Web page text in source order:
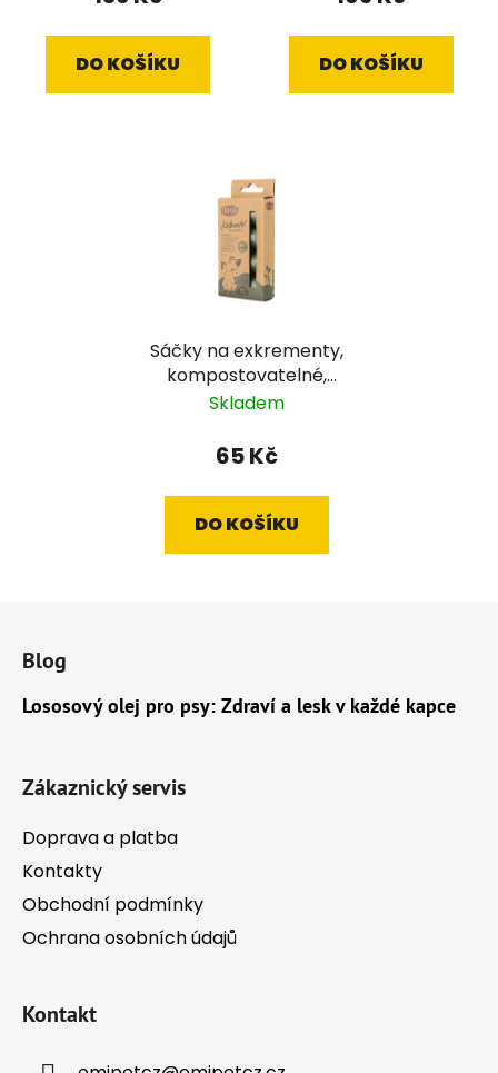
DO KOŠÍKU DO KOŠÍKU
Sáčky na exkrementy,
kompostovatelné,
zelené, 4x10 ks
Skladem
65 Kč
DO KOŠÍKU
Blog
Lososový olej pro psy: Zdraví a lesk v každé kapce
Zákaznický servis
Doprava a platba
Kontakty
Obchodní podmínky
Ochrana osobních údajů
Kontakt